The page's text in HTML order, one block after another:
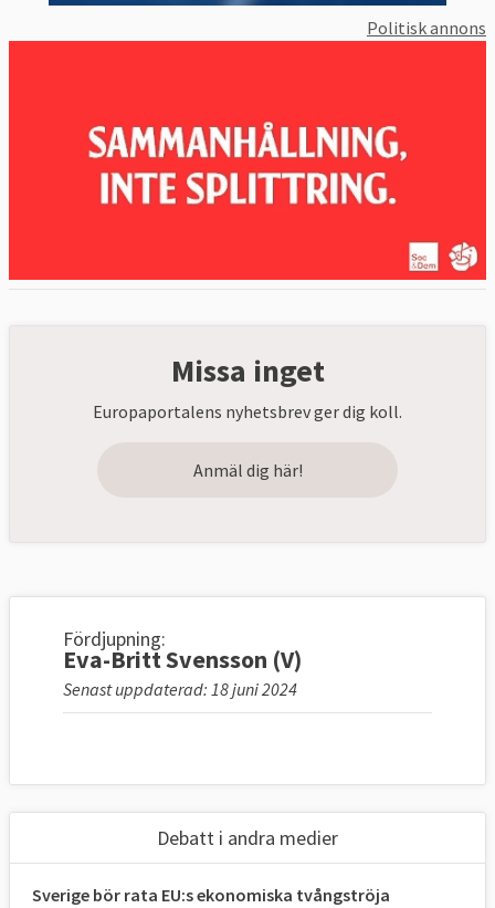
Politisk annons
Missa inget
Europaportalens nyhetsbrev ger dig koll.
Anmäl dig här!
Fördjupning:
Eva-Britt Svensson (V)
Senast uppdaterad: 18 juni 2024
Debatt i andra medier
Sverige bör rata EU:s ekonomiska tvångströja